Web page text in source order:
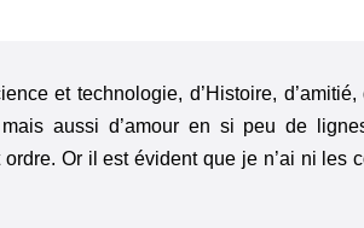
et technologie, d’Histoire, d’amitié,
aussi d’amour en si peu de
Or il est évident que je n’ai ni les